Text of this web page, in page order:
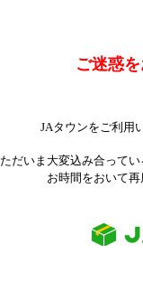
ご迷惑
JAタウンをご利用
ただいま大変込み合って
お時間をおいて